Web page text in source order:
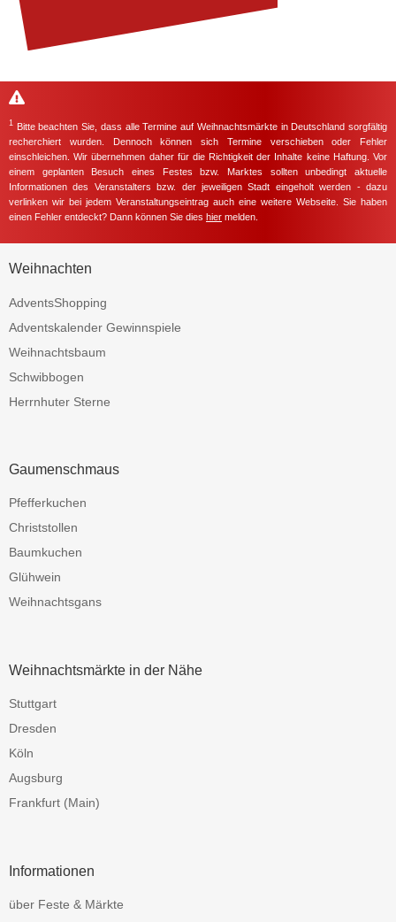
1 Bitte beachten Sie, dass alle Termine auf Weihnachtsmärkte in Deutschland sorgfältig
recherchiert wurden. Dennoch können sich Termine verschieben oder Fehler
einschleichen. Wir übernehmen daher für die Richtigkeit der Inhalte keine Haftung. Vor
einem geplanten Besuch eines Festes bzw. Marktes sollten unbedingt aktuelle
Informationen des Veranstalters bzw. der jeweiligen Stadt eingeholt werden - dazu
verlinken wir bei jedem Veranstaltungseintrag auch eine weitere Webseite. Sie haben
einen Fehler entdeckt? Dann können Sie dies hier melden.
Weihnachten
AdventsShopping
Adventskalender Gewinnspiele
Weihnachtsbaum
Schwibbogen
Herrnhuter Sterne
Gaumenschmaus
Pfefferkuchen
Christstollen
Baumkuchen
Glühwein
Weihnachtsgans
Weihnachtsmärkte in der Nähe
Stuttgart
Dresden
Köln
Augsburg
Frankfurt (Main)
Informationen
über Feste & Märkte